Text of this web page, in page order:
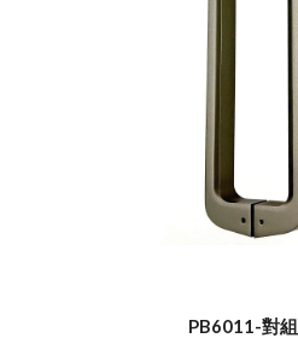
PB6011-對